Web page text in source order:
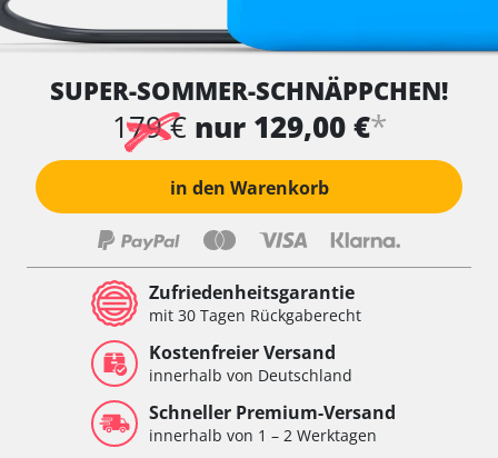
SUPER-SOMMER-SCHNÄPPCHEN!
179 € nur 129,00 €*
in den Warenkorb
Zufriedenheitsgarantie
mit 30 Tagen Rückgaberecht
Kostenfreier Versand
innerhalb von Deutschland
Schneller Premium-Versand
innerhalb von 1 – 2 Werktagen